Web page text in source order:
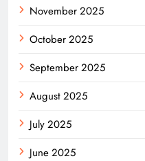
November 2025
October 2025
September 2025
August 2025
July 2025
June 2025